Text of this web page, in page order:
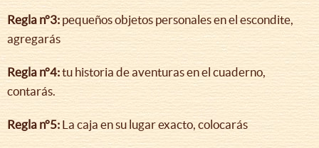
Regla n°3: pequeños objetos personales en el escondite,
agregarás
Regla n°4:tu historia de aventuras en el cuaderno,
contarás.
Regla n°5: La caja en su lugar exacto, colocarás